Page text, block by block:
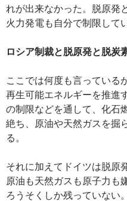
れが出来なかった。脱原発
火力発電も自分で制限して
ロシア制裁と脱原発と脱炭
ここでは何度も言っている
再生可能エネルギーを推進
の制限などを通して、化石
絶ち、原油や天然ガスを掘
る。
それに加えてドイツは脱原
原油も天然ガスも原子力も
ろうそくしか残っていない。